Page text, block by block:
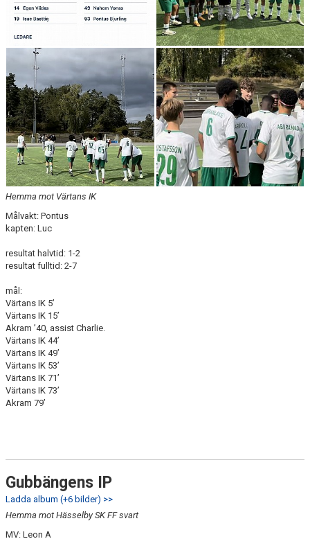
Hemma mot Värtans IK
Målvakt: Pontus
kapten: Luc
resultat halvtid: 1-2
resultat fulltid: 2-7
mål:
Värtans IK 5’
Värtans IK 15’
Akram ’40, assist Charlie.
Värtans IK 44’
Värtans IK 49’
Värtans IK 53’
Värtans IK 71’
Värtans IK 73’
Akram 79’
Gubbängens IP
Ladda album (+6 bilder) >>
Hemma mot Hässelby SK FF svart
MV: Leon A